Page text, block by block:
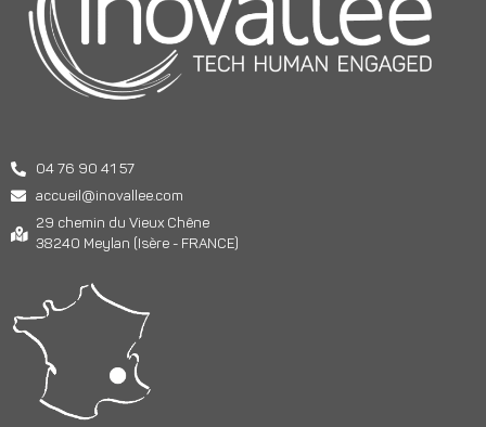
04 76 90 41 57
accueil@inovallee.com
29 chemin du Vieux Chêne
38240 Meylan (Isère - FRANCE)